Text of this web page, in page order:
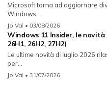
Microsoft torna ad aggiornare
Windows...
Jo Val • 03/08/2026
Windows 11 Insider, le novità
26H1, 26H2, 27H2)
Le ultime novità di luglio 2026
per...
Jo Val • 31/07/2026